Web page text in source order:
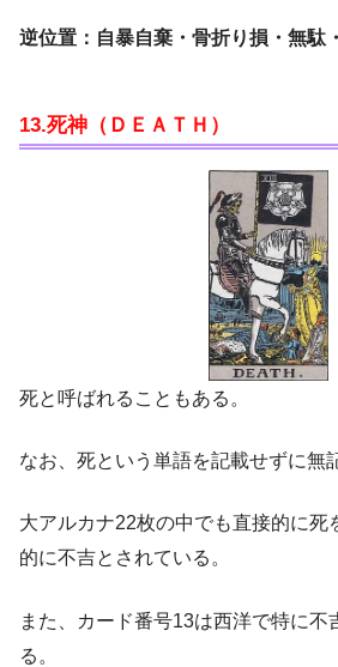
逆位置：自暴自棄・骨折り損・無駄
13.死神（ＤＥＡＴＨ）
死と呼ばれることもある。
なお、死という単語を記載せずに無
大アルカナ22枚の中でも直接的に死
的に不吉とされている。
また、カード番号13は西洋で特に不
る。